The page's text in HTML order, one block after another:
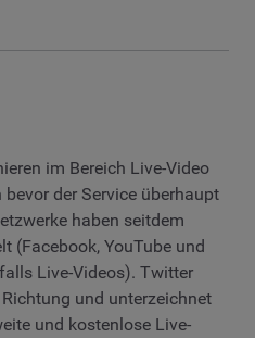
im Bereich Live-Video
der Service überhaupt
haben seitdem
(Facebook, YouTube und
Live-Videos). Twitter
und unterzeichnet
und kostenlose Live-